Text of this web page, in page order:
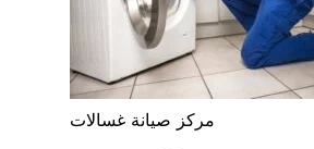
مركز صيانة غسالات